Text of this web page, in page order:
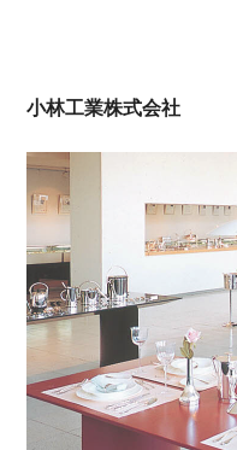
小林工業株式会社